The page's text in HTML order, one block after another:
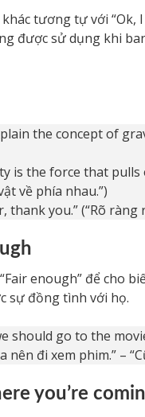
tương tự với
được sử dụng khi
the concept of
is the force that
về phía nhau.”)
thank you.” (“Rõ ràng
enough” để cho
sự đồng tình với họ.
should go to the
nên đi xem phim.” –
you’re